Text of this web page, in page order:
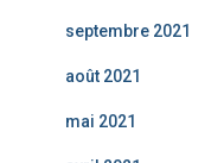
septembre 2021
août 2021
mai 2021